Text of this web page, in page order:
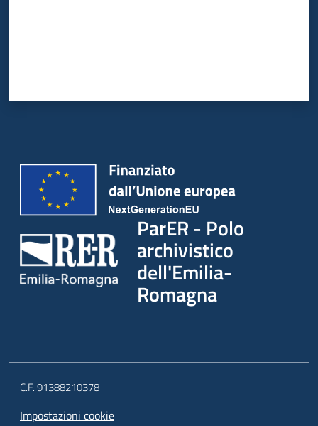
ParER - Polo
archivistico
dell'Emilia-
Romagna
C.F. 91388210378
Impostazioni cookie